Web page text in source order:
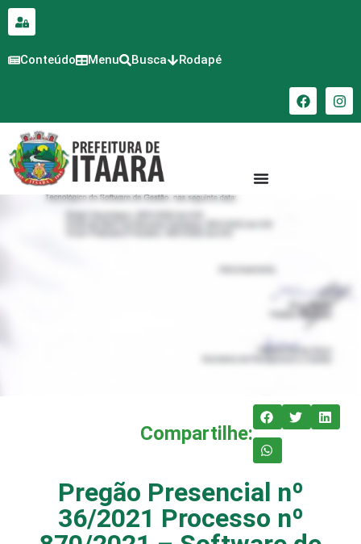
conteúdo
Conteúdo Menu Busca Rodapé
Compartilhe:
Pregão Presencial nº
36/2021 Processo nº